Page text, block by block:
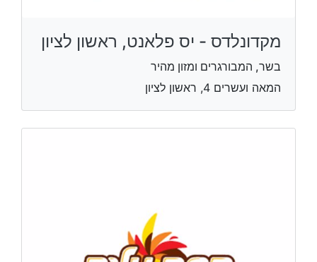
מקדונלדס - יס פלאנט, ראשון לציון
בשר, המבורגרים ומזון מהיר
המאה ועשרים 4, ראשון לציון